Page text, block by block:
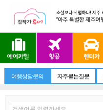
여행상담문의 자주묻는질문